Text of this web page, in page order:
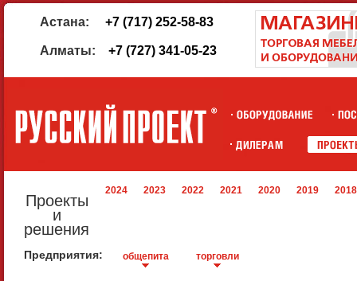
Астана: +7 (717) 252-58-83
Алматы: +7 (727) 341-05-23
Проекты
и
решения
2024 2023 2022 2021 2020 2019 2018
Предприятия: общепита торговли